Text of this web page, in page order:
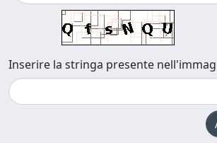
Inserire la stringa presente